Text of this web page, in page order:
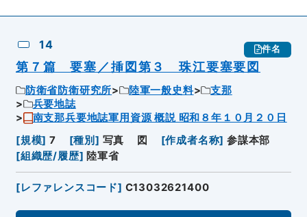
14 件名
第７篇 要塞／挿図第３ 珠江要塞要図
防衛省防衛研究所 陸軍一般史料
支那
兵要地誌
南支那兵要地誌軍用資源 概説 昭和８年１０月２０日
[規模] 7 [種別 ] 写真 図 [作成者名称] 参謀本部
[組織歴/履歴] 陸軍省
[レファレンスコード] C13032621400